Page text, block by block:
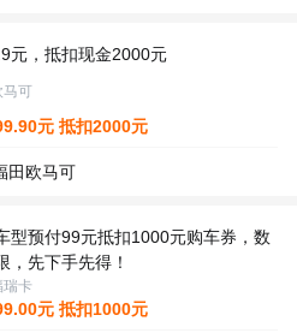
元，抵扣现金2000元
马可
元 抵扣2000元
田欧马可
型预付99元抵扣1000元购车券，数
，先下手先得！
瑞卡
元 抵扣1000元